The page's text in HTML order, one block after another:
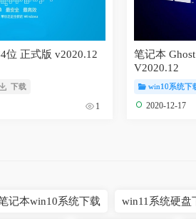
位 正式版 v2020.12
下载
1
笔记本
V2020.12
win10系统下
2020-12-17
记本win10系统下载 win11系统硬盘